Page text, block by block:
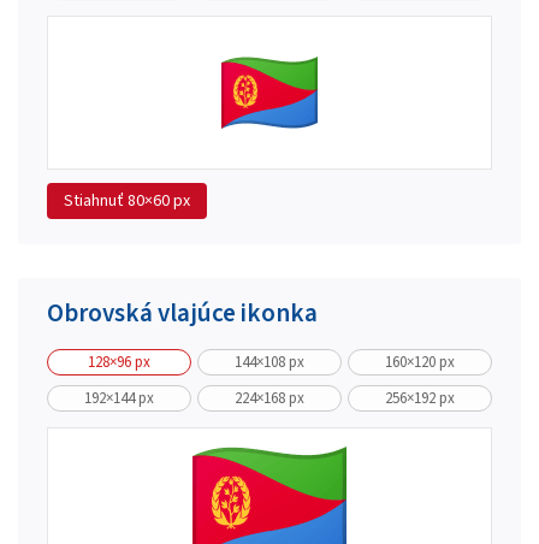
Stiahnuť 80×60 px
Obrovská vlajúce ikonka
128×96 px 144×108 px
160×120 px
192×144 px
224×168 px 256×192 px